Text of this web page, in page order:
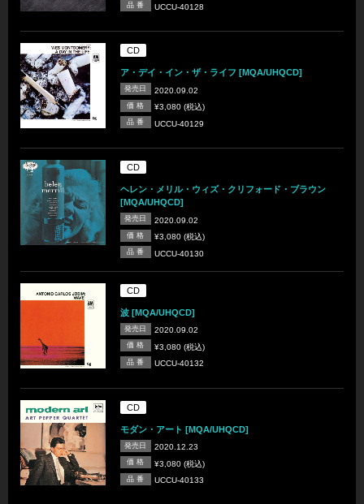
品 番 UCCU-40128
CD
ア・デイ・イン・ザ・ライフ [MQA/UHQCD]
発売日 2020.09.02
価 格 ¥3,080 (税込)
品 番 UCCU-40129
CD
ヘレン・メリル・ウィズ・クリフォード・ブラウン
[MQA/UHQCD]
発売日 2020.09.02
価 格 ¥3,080 (税込)
品 番 UCCU-40130
CD
波 [MQA/UHQCD]
発売日 2020.09.02
価 格 ¥3,080 (税込)
品 番 UCCU-40132
CD
モダン・アート [MQA/UHQCD]
発売日 2020.12.23
価 格 ¥3,080 (税込)
品 番 UCCU-40133